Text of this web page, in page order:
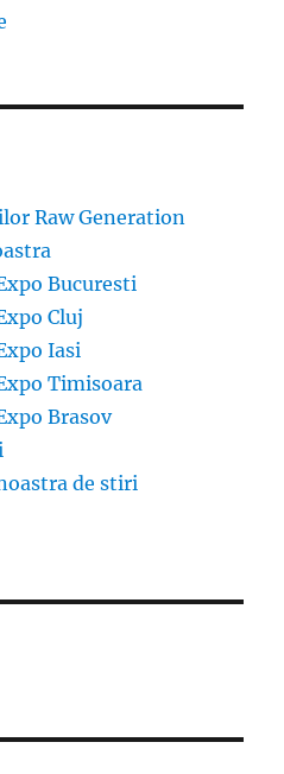
Raw Generation
Bucuresti
Cluj
Iasi
Timisoara
Brasov
de stiri